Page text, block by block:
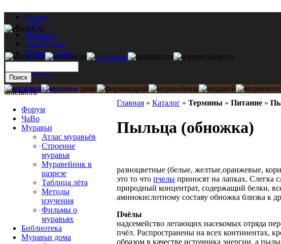
Форум
ЧаВо
Муравьи
Библиотека
Муравьи дома
Мастерская
Каталог
Главная » Каталог » Термины » Питание »
Пыльца (обножка)
разноцветные (белые, желтые,оранжевые,
это то что пчелы приносят на лапках. Слегка
природный концентрат, содержащий белки,
аминокислотному составу обножка близка к
Пчёлы
надсемейство летающих насекомых отряда
пчёл. Распространены на всех континентах,
образом в качестве источника энергии, а
antclub.ru
Форум
ЧаВо
Муравьи
Атлас муравьёв
Строение
муравья
Муравейник в
разрезе
Таблица лёта
Методы
изучения
Фильмы о
муравьях
Библиотека
Муравьи дома